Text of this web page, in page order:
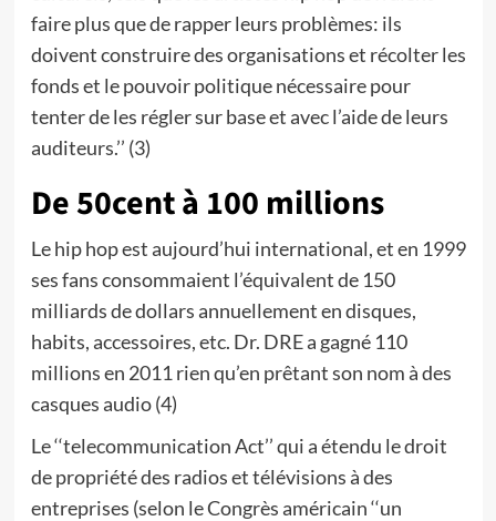
faire plus que de rapper leurs problèmes: ils
doivent construire des organisations et récolter les
fonds et le pouvoir politique nécessaire pour
tenter de les régler sur base et avec l’aide de leurs
auditeurs.’’ (3)
De 50cent à 100 millions
Le hip hop est aujourd’hui international, et en 1999
ses fans consommaient l’équivalent de 150
milliards de dollars annuellement en disques,
habits, accessoires, etc. Dr. DRE a gagné 110
millions en 2011 rien qu’en prêtant son nom à des
casques audio (4)
Le ‘‘telecommunication Act’’ qui a étendu le droit
de propriété des radios et télévisions à des
entreprises (selon le Congrès américain ‘‘un